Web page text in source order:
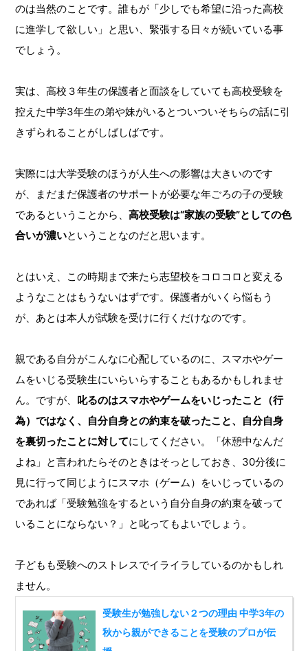
のは当然のことです。誰もが「少しでも希望に沿った高校
に進学して欲しい」と思い、緊張する日々が続いている事
でしょう。
実は、高校３年生の保護者と面談をしていても高校受験を
控えた中学3年生の弟や妹がいるとついついそちらの話に引
きずられることがしばしばです。
実際には大学受験のほうが人生への影響は大きいのです
が、まだまだ保護者のサポートが必要な年ごろの子の受験
であるということから、高校受験は“家族の受験”としての色
合いが濃いということなのだと思います。
とはいえ、この時期まで来たら志望校をコロコロと変える
ようなことはもうないはずです。保護者がいくら悩もう
が、あとは本人が試験を受けに行くだけなのです。
親である自分がこんなに心配しているのに、スマホやゲー
ムをいじる受験生にいらいらすることもあるかもしれませ
ん。ですが、 叱るのはスマホやゲームをいじったこと（行
為）ではなく、自分自身との約束を破ったこと、自分自身
を裏切ったことに対してにしてください。「休憩中なんだ
よね」と言われたらそのときはそっとしておき、30分後に
見に行って同じようにスマホ（ゲーム）をいじっているの
であれば「受験勉強をするという自分自身の約束を破って
いることにならない？」と叱ってもよいでしょう。
子どもも受験へのストレスでイライラしているのかもしれ
ません。
受験生が勉強しない２つの理由 中学3年の
秋から親ができることを受験のプロが伝